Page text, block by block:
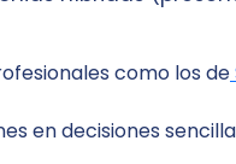
como los de
en decisiones